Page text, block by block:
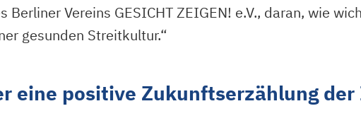
Vereins GESICHT ZEIGEN! e.V., daran, wie
gesunden Streitkultur.“
eine positive Zukunftserzählung